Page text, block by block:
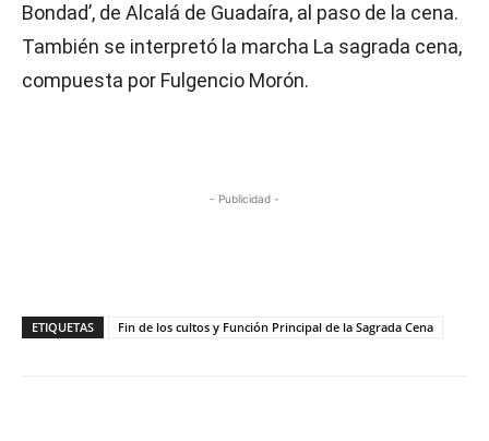
Bondad’, de Alcalá de Guadaíra, al paso de la cena.
También se interpretó la marcha La sagrada cena,
compuesta por Fulgencio Morón.
- Publicidad -
ETIQUETAS Fin de los cultos y Función Principal de la Sagrada Cena